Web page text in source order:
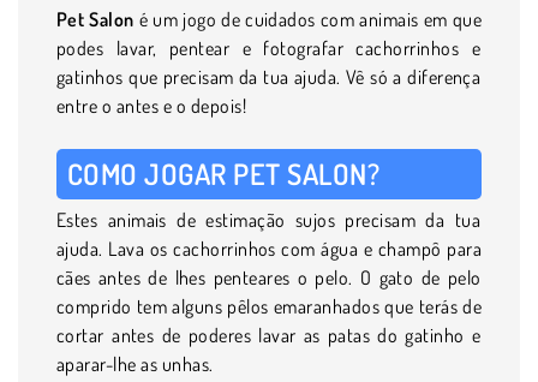
Pet Salon é um jogo de cuidados com animais em que
podes lavar, pentear e fotografar cachorrinhos e
gatinhos que precisam da tua ajuda. Vê só a diferença
entre o antes e o depois!
COMO JOGAR PET SALON?
Estes animais de estimação sujos precisam da tua
ajuda. Lava os cachorrinhos com água e champô para
cães antes de lhes penteares o pelo. O gato de pelo
comprido tem alguns pêlos emaranhados que terás de
cortar antes de poderes lavar as patas do gatinho e
aparar-lhe as unhas.